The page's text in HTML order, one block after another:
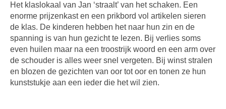
Het klaslokaal van Jan ‘straalt’ van het schaken. Een
enorme prijzenkast en een prikbord vol artikelen sieren
de klas. De kinderen hebben het naar hun zin en de
spanning is van hun gezicht te lezen. Bij verlies soms
even huilen maar na een troostrijk woord en een arm over
de schouder is alles weer snel vergeten. Bij winst stralen
en blozen de gezichten van oor tot oor en tonen ze hun
kunststukje aan een ieder die het wil zien.